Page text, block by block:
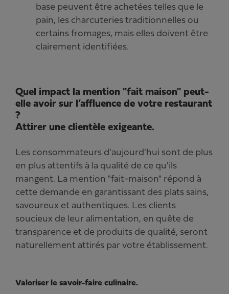
base peuvent être achetées telles que le
pain, les charcuteries traditionnelles ou
certains fromages, mais elles doivent être
clairement identifiées.
Quel impact la mention "fait maison" peut-
elle avoir sur l’affluence de votre restaurant
?
Attirer une clientèle exigeante.
Les consommateurs d'aujourd'hui sont de plus
en plus attentifs à la qualité de ce qu'ils
mangent. La mention "fait-maison" répond à
cette demande en garantissant des plats sains,
savoureux et authentiques. Les clients
soucieux de leur alimentation, en quête de
transparence et de produits de qualité, seront
naturellement attirés par votre établissement.
Valoriser le savoir-faire culinaire.